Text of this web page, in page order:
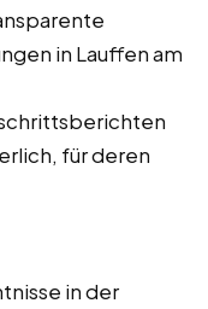
in Lauffen am
für deren
in der